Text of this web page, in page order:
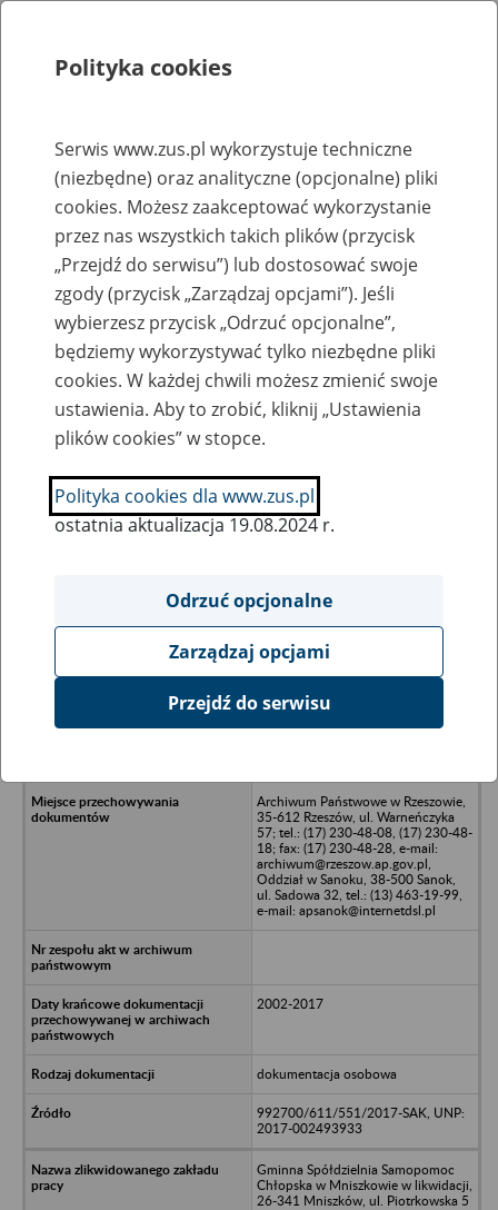
Rejestry, ewidencje i archiwa
Baza zlikwidowanych lub
przekształconych zakładów pracy
Nazwa zakładu pracy:
SZUKAJ
Ukryj wszystkie pozycje bazy
Zuzanna Nowakiewicz Spółka
Archiwum Państwowe w Rzeszowie,
35-612 Rzeszów, ul. Warneńczyka
57; tel.: (17) 230-48-08, (17) 230-48-
18; fax: (17) 230-48-28, e-mail:
archiwum@rzeszow.ap.gov.pl,
Oddział w Sanoku, 38-500 Sanok,
ul. Sadowa 32, tel.: (13) 463-19-99,
e-mail: apsanok@internetdsl.pl
2002-2017
dokumentacja osobowa
992700/611/551/2017-SAK, UNP:
2017-002493933
Gminna Spółdzielnia Samopomoc
Chłopska w Mniszkowie w likwidacji,
26-341 Mniszków, ul. Piotrkowska 5
Polityka cookies
Serwis www.zus.pl wykorzystuje techniczne
(niezbędne) oraz analityczne (opcjonalne) pliki
cookies. Możesz zaakceptować wykorzystanie
przez nas wszystkich takich plików (przycisk
„Przejdź do serwisu”) lub dostosować swoje
zgody (przycisk „Zarządzaj opcjami”). Jeśli
wybierzesz przycisk „Odrzuć opcjonalne”,
będziemy wykorzystywać tylko niezbędne pliki
cookies. W każdej chwili możesz zmienić swoje
ustawienia. Aby to zrobić, kliknij „Ustawienia
plików cookies” w stopce.
Polityka cookies dla www.zus.pl
ostatnia aktualizacja 19.08.2024 r.
Odrzuć opcjonalne
Zarządzaj opcjami
Przejdź do serwisu